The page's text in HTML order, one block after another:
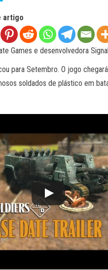
artigo
Games e desenvolvedora
para Setembro. O jogo
soldados de plástico em